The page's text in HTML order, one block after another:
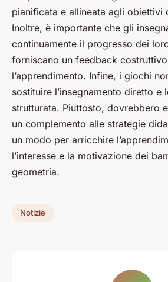
pianificata e allineata agli obiettivi
Inoltre, è importante che gli
continuamente il progresso dei
forniscano un feedback
l’apprendimento. Infine, i giochi
sostituire l’insegnamento diretto e
strutturata. Piuttosto, dovrebbero
un complemento alle strategie
un modo per arricchire
l’interesse e la motivazione dei
geometria.
Notizie